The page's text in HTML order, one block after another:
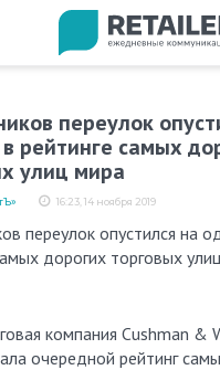
переулок
в рейтинге самых
улиц мира
16:23, 14 ноября 2019
дорогих торговых
компания Cushman &
очередной рейтинг